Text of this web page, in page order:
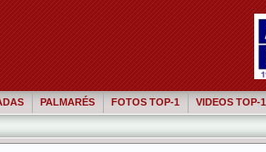
PALMARÉS FOTOS TOP-1 VIDEOS TOP-1